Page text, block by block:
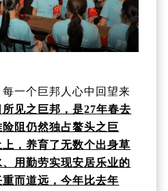
一个巨邦人心中回望来
所见之巨邦，是27年春去
阻仍然独占鳌头之巨
，养育了无数个出身草
用勤劳实现安居乐业的
而道远，今年比去年